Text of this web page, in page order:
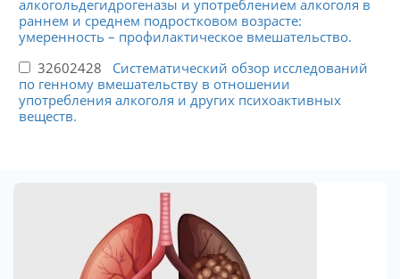
алкогольдегидрогеназы и употреблением алкоголя в
раннем и среднем подростковом возрасте:
умеренность – профилактическое вмешательство.
32602428 Систематический обзор исследований
по генному вмешательству в отношении
употребления алкоголя и других психоактивных
веществ.